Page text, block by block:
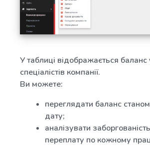
У таблиці відображається баланс
спеціалістів компанії.
Ви можете:
переглядати баланс
дату;
аналізувати
переплату по кожному